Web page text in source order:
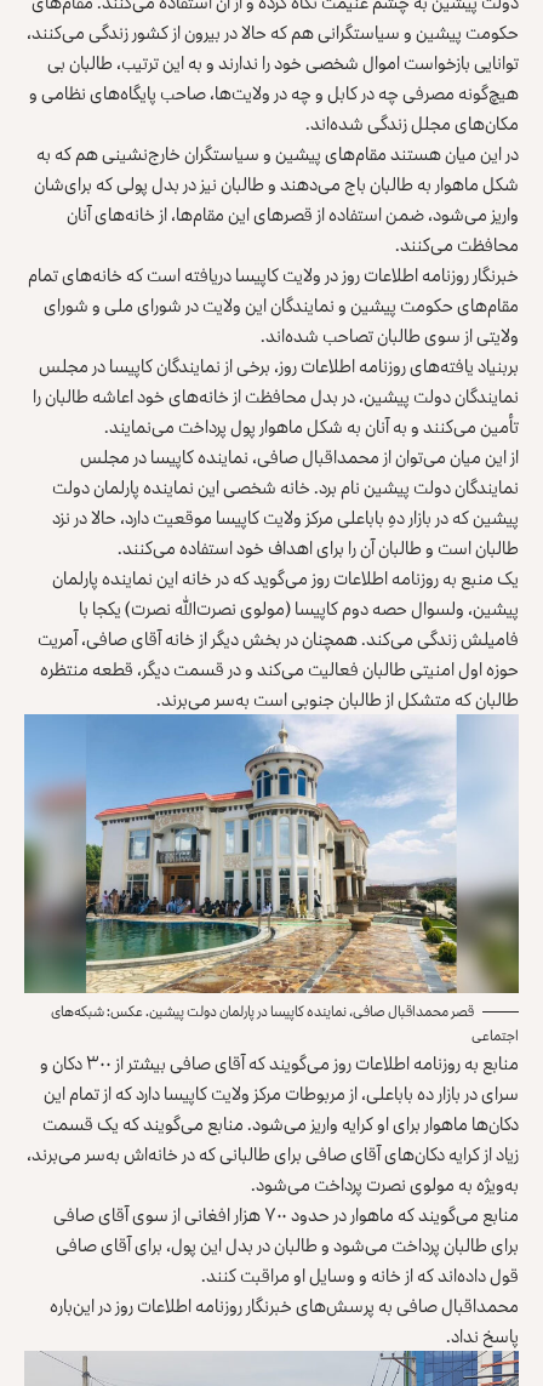
حکومت پیشین و سیاستگرانی هم که حالا در بیرون از کشور زندگی می‌کنند،
توانایی بازخواست اموال شخصی خود را ندارند و به این ترتیب، طالبان بی
هیچ‌گونه مصرفی چه در کابل و چه در ولایت‌ها، صاحب پایگاه‌های نظامی و
مکان‌های مجلل زندگی شده‌اند.
در این میان هستند مقام‌های پیشین و سیاستگران خارج‌نشینی هم که به
شکل ماهوار به طالبان باج می‌دهند و طالبان نیز در بدل پولی که برای‌شان
واریز می‌شود، ضمن استفاده از قصرهای این مقام‌ها، از خانه‌های آنان
محافظت می‌کنند.
خبرنگار روزنامه اطلاعات روز در ولایت کاپیسا دریافته است که خانه‌های تمام
مقام‌های حکومت پیشین و نمایندگان این ولایت در شورای ملی و شورای
ولایتی از سوی طالبان تصاحب شده‌اند.
بربنیاد یافته‌های روزنامه اطلاعات روز، برخی از نمایندگان کاپیسا در مجلس
نمایندگان دولت پیشین، در بدل محافظت از خانه‌های خود اعاشه طالبان را
تأمین می‌کنند و به آنان به شکل ماهوار پول پرداخت می‌نمایند.
از این میان می‌توان از محمداقبال صافی، نماینده کاپیسا در مجلس
نمایندگان دولت پیشین نام برد. خانه شخصی این نماینده پارلمان دولت
پیشین که در بازار دهِ باباعلی مرکز ولایت کاپیسا موقعیت دارد، حالا در نزد
طالبان است و طالبان آن را برای اهداف خود استفاده می‌کنند.
یک منبع به روزنامه اطلاعات روز می‌گوید که در خانه این نماینده پارلمان
پیشین، ولسوال حصه دوم کاپیسا (مولوی نصرت‌الله نصرت) یکجا با
فامیلش زندگی می‌کند. همچنان در بخش دیگر از خانه آقای صافی، آمریت
حوزه اول امنیتی طالبان فعالیت می‌کند و در قسمت دیگر، قطعه منتظره
طالبان که متشکل از طالبان جنوبی است به‌سر می‌برند.
قصر محمداقبال صافی، نماینده کاپیسا در پارلمان دولت پیشین. عکس: شبکه‌های
اجتماعی
منابع به روزنامه اطلاعات روز می‌گویند که آقای صافی بیشتر از ۳۰۰ دکان و
سرای در بازار ده باباعلی، از مربوطات مرکز ولایت کاپیسا دارد که از تمام این
دکان‌ها ماهوار برای او کرایه واریز می‌شود. منابع می‌گویند که یک قسمت
زیاد از کرایه دکان‌های آقای صافی برای طالبانی که در خانه‌اش به‌سر می‌برند،
به‌ویژه به مولوی نصرت پرداخت می‌شود.
منابع می‌گویند که ماهوار در حدود ۷۰۰ هزار افغانی از سوی آقای صافی
برای طالبان پرداخت می‌شود و طالبان در بدل این پول، برای آقای صافی
قول داده‌اند که از خانه و وسایل او مراقبت کنند.
محمداقبال صافی به پرسش‌های خبرنگار روزنامه اطلاعات روز در این‌باره
پاسخ نداد.